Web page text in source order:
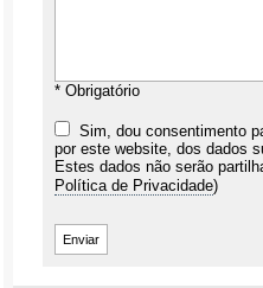
* Obrigatório
Sim, dou consentimento
por este website, dos dados
Estes dados não serão
Política de Privacidade)